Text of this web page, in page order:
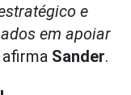
e
em apoiar
Sander.